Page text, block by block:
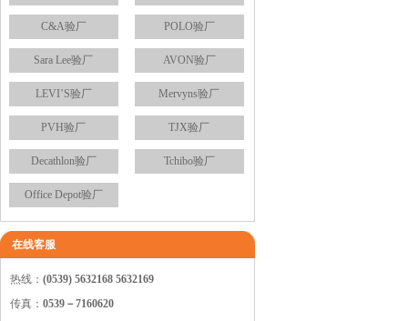
C&A验厂 POLO验厂
Sara Lee验厂 AVON验厂
LEVI’S验厂 Mervyns验厂
PVH验厂 TJX验厂
Decathlon验厂 Tchibo验厂
Office Depot验厂
在线客服
热线： (0539) 5632168 5632169
传真： 0539－7160620